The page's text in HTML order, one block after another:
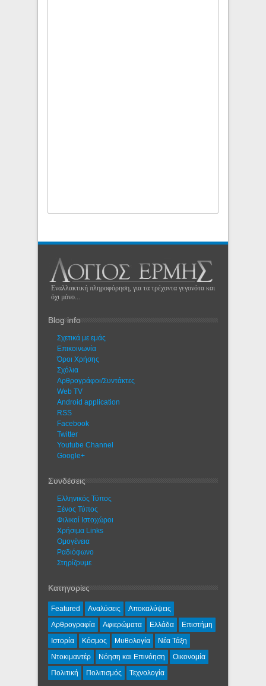
Εναλλακτική πληροφόρηση, για τα τρέχοντα γεγονότα και
όχι μόνο...
Blog info
Σχετικά με εμάς
Eπικοινωνία
Όροι Χρήσης
Σχόλια
Αρθρογράφοι/Συντάκτες
Web TV
Android application
RSS
Facebook
Twitter
Youtube Channel
Google+
Συνδέσεις
Ελληνικός Τύπος
Ξένος Τύπος
Φιλικοί Ιστοχώροι
Χρήσιμα Links
Ομογένεια
Ραδιόφωνο
Στηρίζουμε
Κατηγορίες
Featured Αναλύσεις
Αποκαλύψεις
Αρθρογραφία
Αφιερώματα Ελλάδα
Επιστήμη
Ιστορία
Κόσμος Μυθολογία
Νέα Τάξη
Ντοκιμαντέρ
Νόηση και Επινόηση
Οικονομία
Πολιτική
Πολιτισμός Τεχνολογία